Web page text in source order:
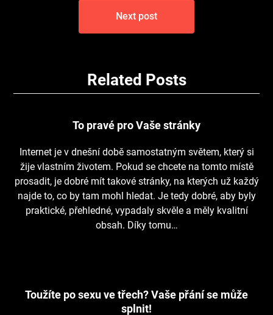
Next post
Related Posts
To pravé pro Vaše stránky
Internet je v dnešní době samostatným světem, který si
žije vlastním životem. Pokud se chcete na tomto místě
prosadit, je dobré mít takové stránky, na kterých už každý
najde to, co by tam mohl hledat. Je tedy dobré, aby byly
praktické, přehledné, vypadaly skvěle a měly kvalitní
obsah. Díky tomu…
Toužíte po sexu ve třech? Vaše přání se může
splnit!